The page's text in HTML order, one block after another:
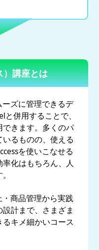
講座とは
ズに管理できるデ
併用することで、
きます。多くのパ
るものの、使える
を使いこなせる
化はもちろん、人
・商品管理から実践
計まで、さまざま
キメ細かいコース